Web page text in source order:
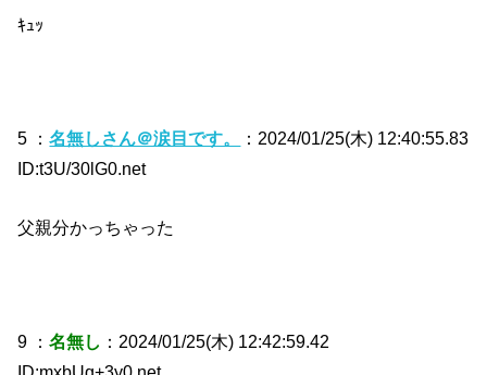
ｷｭｯ
5 ：名無しさん＠涙目です。
：2024/01/25(木) 12:40:55.83
ID:t3U/30lG0.net
父親分かっちゃった
9 ：名無し ：2024/01/25(木) 12:42:59.42